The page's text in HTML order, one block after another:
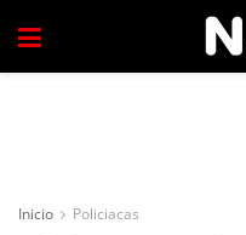
Inicio Policiacas